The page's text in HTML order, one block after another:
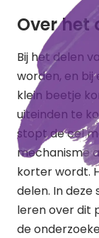
Over het
Bij het delen
worden, en bij
klein beetje
uiteinden te
stopt de cel
mechanisme
korter wordt.
delen. In
leren over dit
de